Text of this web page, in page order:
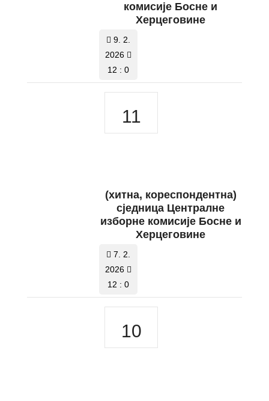
комисије Босне и
Херцеговине
9. 2.
2026
12 : 0
11
(хитна, кореспондентна)
сједница Централне
изборне комисије Босне и
Херцеговине
7. 2.
2026
12 : 0
10